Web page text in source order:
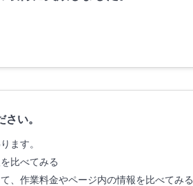
い。
ます。
比べてみる
、作業料金やページ内の情報を比べてみる